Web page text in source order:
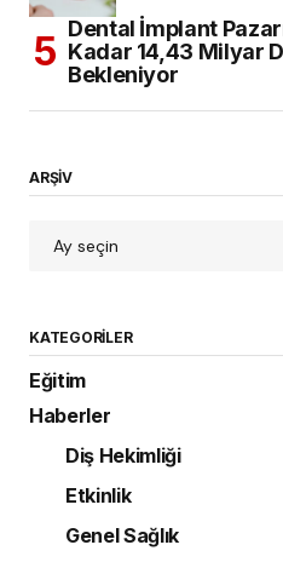
Dental İmplant
Kadar 14,43 Milyar
Bekleniyor
ARŞİV
KATEGORILER
Eğitim
Haberler
Diş Hekimliği
Etkinlik
Genel Sağlık